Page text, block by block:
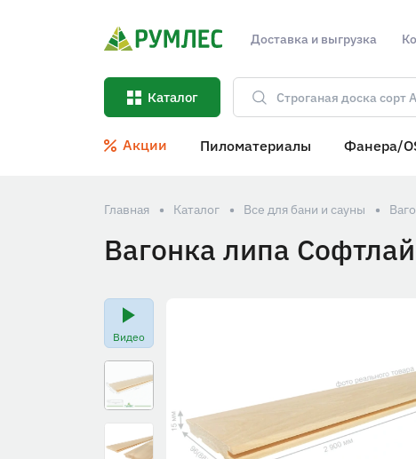
Доставка и выгрузка
Каталог
Акции Пиломатериалы Фанера/
Главная Каталог Все для бани и сауны
Вагонка липа
Видео